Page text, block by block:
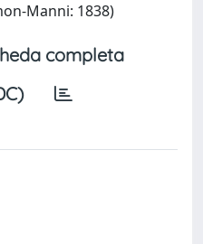
Manni: 1838)
completa